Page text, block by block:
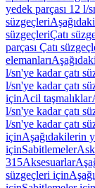
yedek parçası 12 l/
süzgeçleri
süzgeçleriÇatı
parçası Çatı
elemanları
l/sn'ye kadar çatı
l/sn'ye kadar çatı
içinAcil taşmalıklar
l/sn'ye kadar çatı
l/sn'ye kadar çatı
içinAşağıdakilerin
içinSabitlemeler
315Aksesuarlar
süzgeçleri için